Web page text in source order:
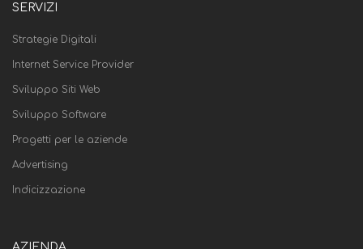
SERVIZI
Strategie Digitali
Internet Service Provider
Sviluppo Siti Web
Sviluppo Software
Progetti per le aziende
Advertising
Indicizzazione